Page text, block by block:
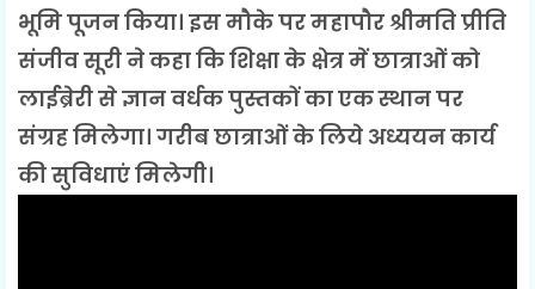
भूमि पूजन किया। इस मौके पर महापौर श्रीमति प्रीति
संजीव सूरी ने कहा कि शिक्षा के क्षेत्र में छात्राओं को
लाईब्रेरी से ज्ञान वर्धक पुस्तकों का एक स्थान पर
संग्रह मिलेगा। गरीब छात्राओं के लिये अध्ययन कार्य
की सुविधाएं मिलेगी।